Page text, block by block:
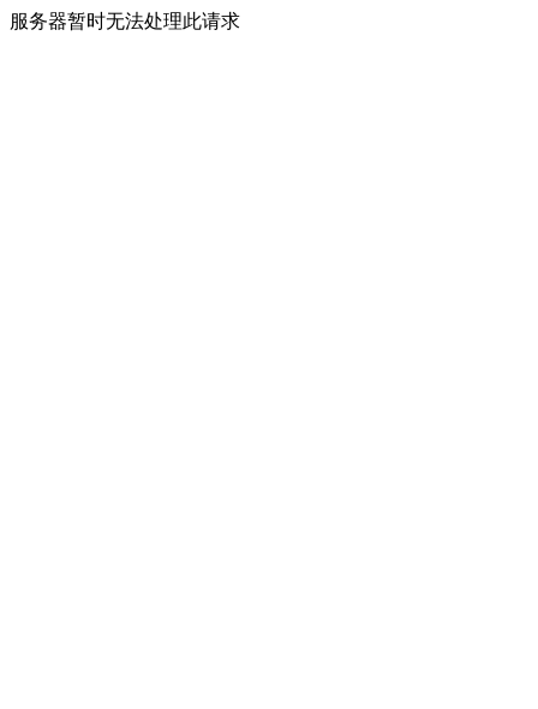
服务器暂时无法处理此请求